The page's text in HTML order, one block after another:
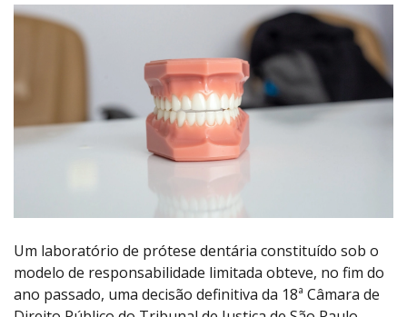
Um laboratório de prótese dentária constituído sob o
modelo de responsabilidade limitada obteve, no fim do
ano passado, uma decisão definitiva da 18ª Câmara de